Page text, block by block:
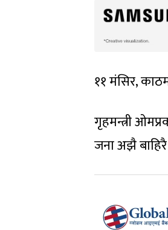
११ मंसिर,
गृहमन्त्री
जना अझै